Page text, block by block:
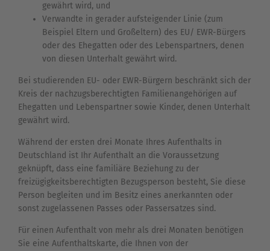
gewährt wird, und
Verwandte in gerader aufsteigender Linie (zum
Beispiel Eltern und Großeltern) des EU/ EWR-Bürgers
oder des Ehegatten oder des Lebenspartners, denen
von diesen Unterhalt gewährt wird.
Bei studierenden EU- oder EWR-Bürgern beschränkt sich der
Kreis der nachzugsberechtigten Familienangehörigen auf
Ehegatten und Lebenspartner sowie Kinder, denen Unterhalt
gewährt wird.
Während der ersten drei Monate Ihres Aufenthalts in
Deutschland ist Ihr Aufenthalt an die Voraussetzung
geknüpft, dass eine familiäre Beziehung zu der
freizügigkeitsberechtigten Bezugsperson besteht, Sie diese
Person begleiten und im Besitz eines anerkannten oder
sonst zugelassenen Passes oder Passersatzes sind.
Für einen Aufenthalt von mehr als drei Monaten benötigen
Sie eine Aufenthaltskarte, die Ihnen von der